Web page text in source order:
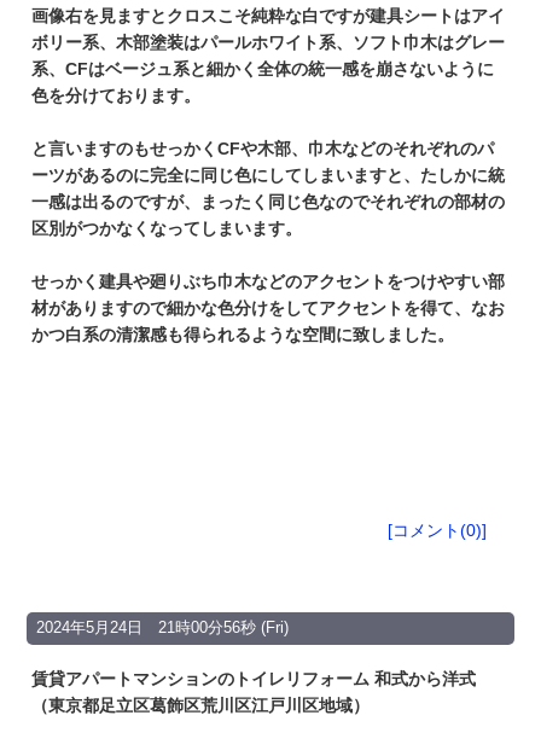
画像右を見ますとクロスこそ純粋な白ですが建具シートはアイ
ボリー系、木部塗装はパールホワイト系、ソフト巾木はグレー
系、CFはベージュ系と細かく全体の統一感を崩さないように
色を分けております。
と言いますのもせっかくCFや木部、巾木などのそれぞれのパ
ーツがあるのに完全に同じ色にしてしまいますと、たしかに統
一感は出るのですが、まったく同じ色なのでそれぞれの部材の
区別がつかなくなってしまいます。
せっかく建具や廻りぶち巾木などのアクセントをつけやすい部
材がありますので細かな色分けをしてアクセントを得て、なお
かつ白系の清潔感も得られるような空間に致しました。
[コメント(0)]
2024年5月24日 21時00分56秒 (Fri)
賃貸アパートマンションのトイレリフォーム 和式から洋式
（東京都足立区葛飾区荒川区江戸川区地域）